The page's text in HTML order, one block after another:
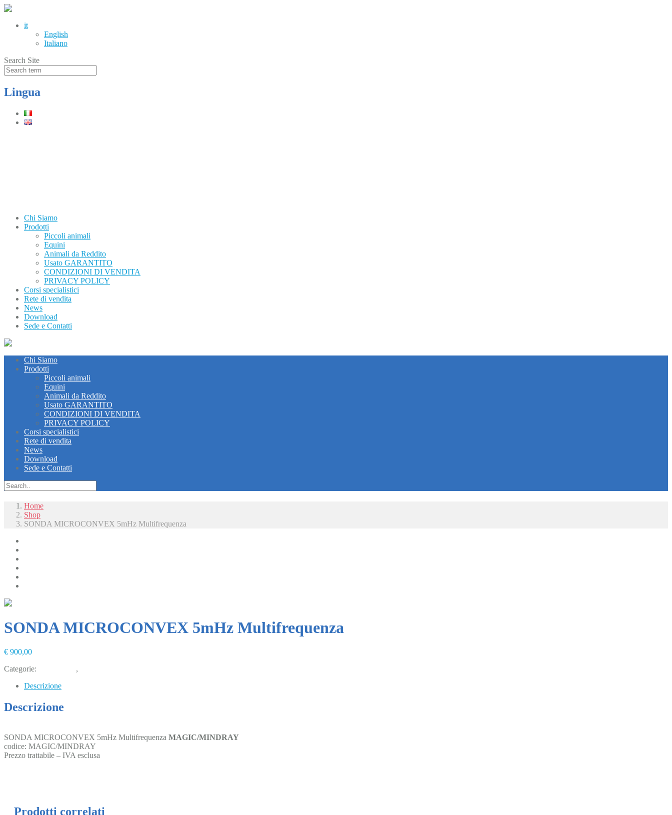
it
English
Italiano
Search Site
Lingua
Chi Siamo
Prodotti
Piccoli animali
Equini
Animali da Reddito
Usato GARANTITO
CONDIZIONI DI VENDITA
PRIVACY POLICY
Corsi specialistici
Rete di vendita
News
Download
Sede e Contatti
Chi Siamo
Prodotti
Piccoli animali
Equini
Animali da Reddito
Usato GARANTITO
CONDIZIONI DI VENDITA
PRIVACY POLICY
Corsi specialistici
Rete di vendita
News
Download
Sede e Contatti
Home
Shop
SONDA MICROCONVEX 5mHz Multifrequenza
SONDA MICROCONVEX 5mHz Multifrequenza
€ 900,00
Categorie:
,
Descrizione
Descrizione
SONDA MICROCONVEX 5mHz Multifrequenza MAGIC/MINDRAY
codice: MAGIC/MINDRAY
Prezzo trattabile – IVA esclusa
Prodotti correlati